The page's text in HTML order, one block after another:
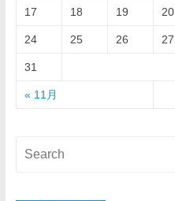
« 11月
17 18 19 20
24 25 26 27
31